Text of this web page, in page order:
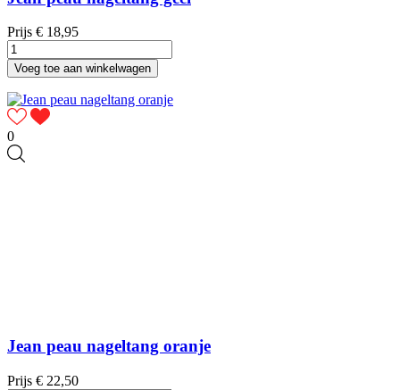
Prijs € 18,95
Voeg toe aan winkelwagen
0
Jean peau nageltang oranje
Prijs € 22,50